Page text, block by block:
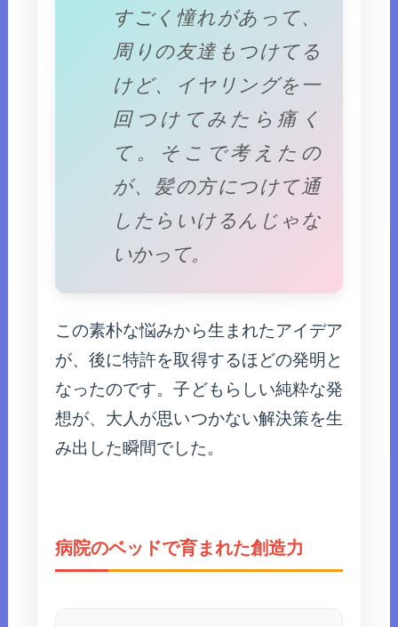
すごく憧れがあって、
周りの友達もつけてる
けど、イヤリングを一
回つけてみたら痛く
て。そこで考えたの
が、髪の方につけて通
したらいけるんじゃな
いかって。
この素朴な悩みから生まれたアイデア
が、後に特許を取得するほどの発明と
なったのです。子どもらしい純粋な発
想が、大人が思いつかない解決策を生
み出した瞬間でした。
病院のベッドで育まれた創造力